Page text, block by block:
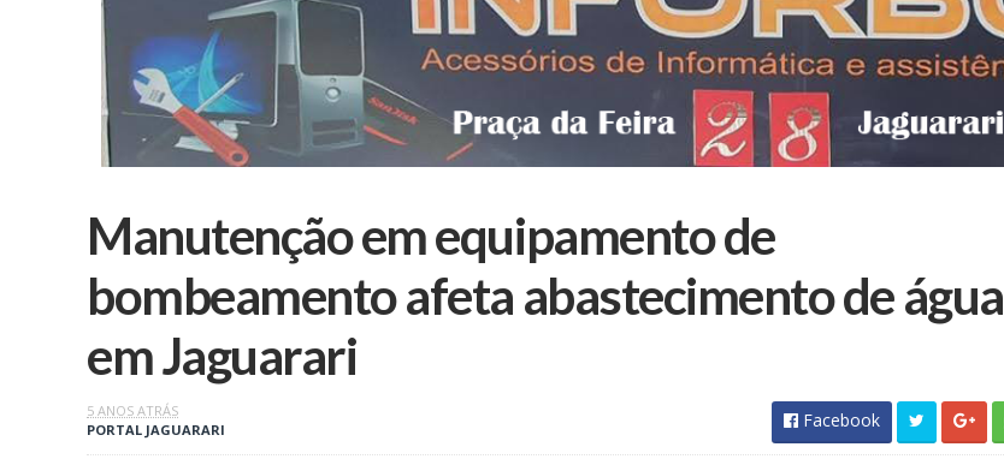
Manutenção em equipamento de
bombeamento afeta abastecimento de água
em Jaguarari
5 ANOS ATRÁS
PORTAL JAGUARARI
Facebook